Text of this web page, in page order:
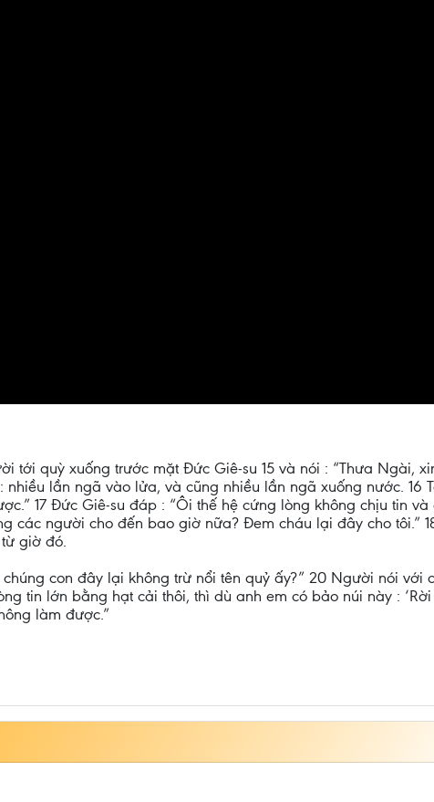
tới quỳ xuống trước mặt Đức Giê-su 15 và nói : “Thưa Ngài,
lần ngã vào lửa, và cũng nhiều lần ngã xuống nước. 16
17 Đức Giê-su đáp : “Ôi thế hệ cứng lòng không chịu tin và
các người cho đến bao giờ nữa? Đem cháu lại đây cho tôi.”
giờ đó.
con đây lại không trừ nổi tên quỷ ấy?” 20 Người nói với
tin lớn bằng hạt cải thôi, thì dù anh em có bảo núi này : ‘Rời
làm được.”